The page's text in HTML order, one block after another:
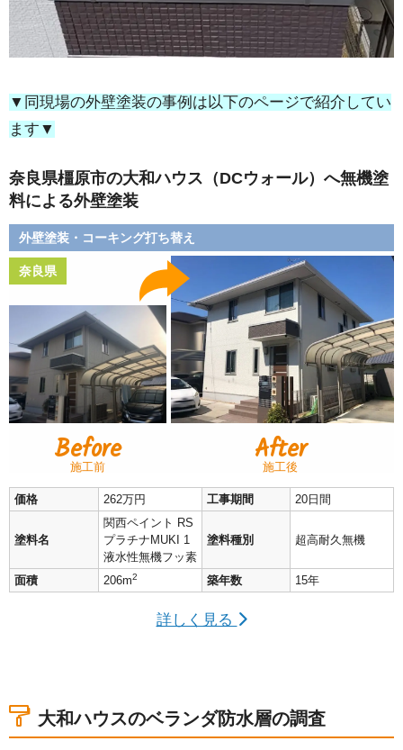
▼同現場の外壁塗装の事例は以下のページで紹介してい
ます▼
奈良県橿原市の大和ハウス（DCウォール）へ無機塗
料による外壁塗装
外壁塗装・コーキング打ち替え
奈良県
Before
施工前 After
施工後
価格 262万円 工事期間 20日間
塗料名
関西ペイント RS
プラチナMUKI 1
液水性無機フッ素
塗料種別 超高耐久無機
面積 206m2 築年数 15年
詳しく見る
大和ハウスのベランダ防水層の調査